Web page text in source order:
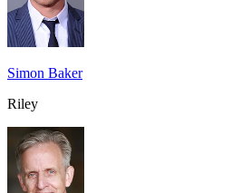
Simon Baker
Riley